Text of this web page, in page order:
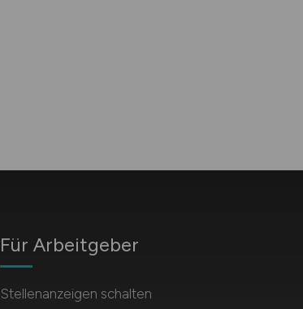
Für Arbeitgeber
Stellenanzeigen schalten